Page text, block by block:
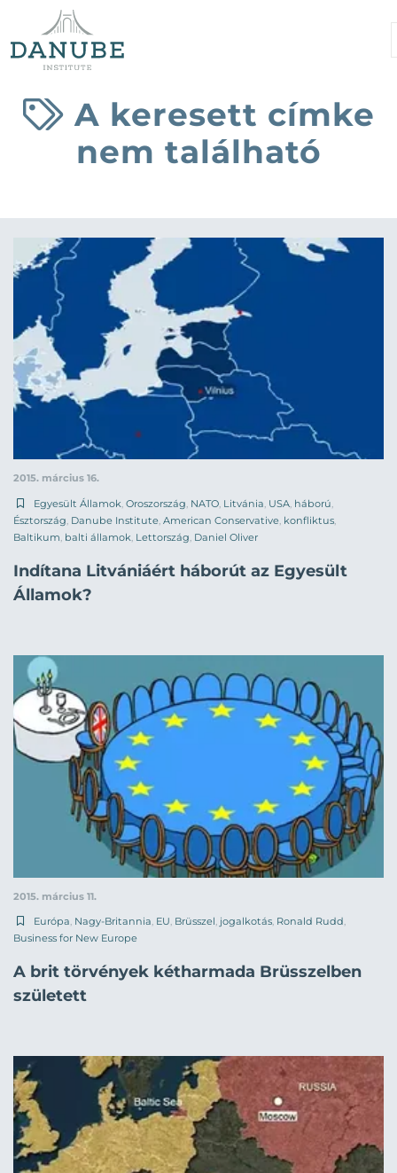
A keresett címke
nem található
2015. március 16.
Egyesült Államok Oroszország NATO Litvánia USA háború
Észtország Danube Institute American Conservative konfliktus
Baltikum balti államok Lettország Daniel Oliver
Indítana Litvániáért háborút az Egyesült
Államok?
2015. március 11.
Európa Nagy-Britannia EU Brüsszel jogalkotás Ronald Rudd
Business for New Europe
A brit törvények kétharmada Brüsszelben
született